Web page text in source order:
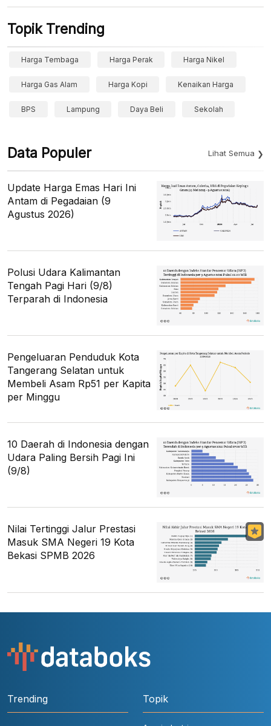
Topik Trending
Harga Tembaga Harga Perak Harga Nikel
Harga Gas Alam Harga Kopi Kenaikan Harga
BPS Lampung Daya Beli Sekolah
Data Populer Lihat Semua
Update Harga Emas Hari Ini
Antam di Pegadaian (9
Agustus 2026)
Polusi Udara Kalimantan
Tengah Pagi Hari (9/8)
Terparah di Indonesia
Pengeluaran Penduduk Kota
Tangerang Selatan untuk
Membeli Asam Rp51 per Kapita
per Minggu
10 Daerah di Indonesia dengan
Udara Paling Bersih Pagi Ini
(9/8)
Nilai Tertinggi Jalur Prestasi
Masuk SMA Negeri 19 Kota
Bekasi SPMB 2026
Trending Topik